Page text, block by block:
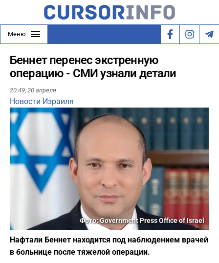
Меню
Беннет перенес экстренную
операцию - СМИ узнали детали
20:49, 20 апреля
Новости Израиля
Фото: Government Press Office of Israel
Нафтали Беннет находится под наблюдением врачей
в больнице после тяжелой операции.